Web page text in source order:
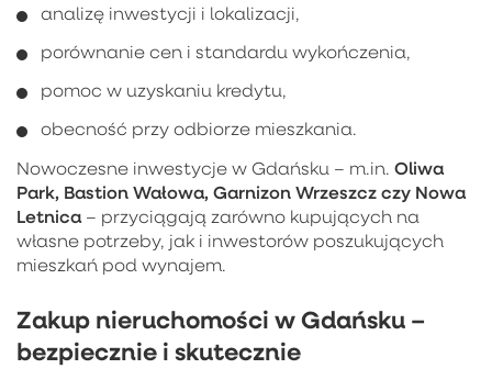
analizę inwestycji i lokalizacji,
porównanie cen i standardu wykończenia,
pomoc w uzyskaniu kredytu,
obecność przy odbiorze mieszkania.
Nowoczesne inwestycje w Gdańsku – m.in. Oliwa
Park, Bastion Wałowa, Garnizon Wrzeszcz czy Nowa
Letnica – przyciągają zarówno kupujących na
własne potrzeby, jak i inwestorów poszukujących
mieszkań pod wynajem.
Zakup nieruchomości w Gdańsku –
bezpiecznie i skutecznie